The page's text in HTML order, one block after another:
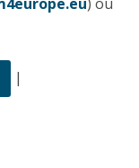
|